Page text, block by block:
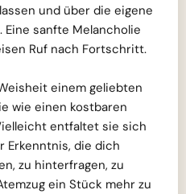
und über die eigene
Eine sanfte Melancholie
Ruf nach Fortschritt.
einem geliebten
wie einen kostbaren
entfaltet sie sich
Erkenntnis, die dich
zu hinterfragen, zu
ein Stück mehr zu